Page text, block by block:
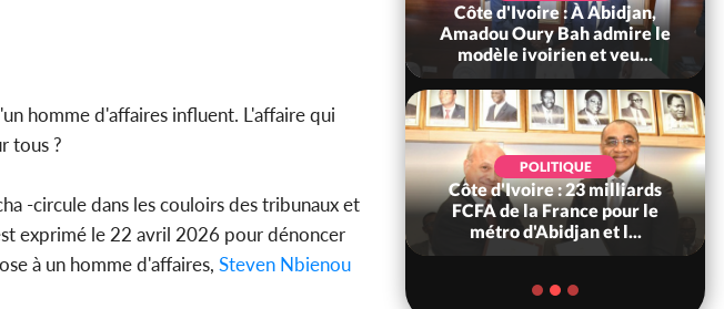
homme d'affaires influent. L'affaire qui
tous ?
-circule dans les couloirs des tribunaux et
exprimé le 22 avril 2026 pour dénoncer
à un homme d'affaires, Steven Nbienou
Mamadou Traoré ex
conseiller de Soro a recou...
Côte d'Ivoire : À Abidjan,
Amadou Oury Bah admire le
modèle ivoirien et veu...
POLITIQUE
Côte d'Ivoire : 23 milliards
FCFA de la France pour le
métro d'Abidjan et l...